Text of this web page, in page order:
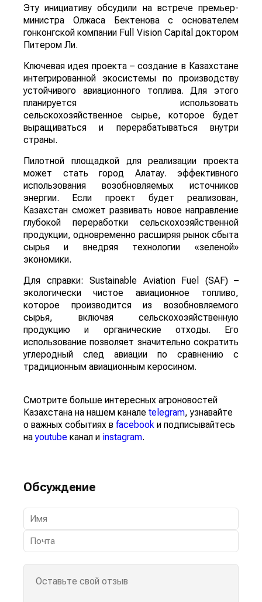
Эту инициативу обсудили на встрече премьер-
министра Олжаса Бектенова с основателем
гонконгской компании Full Vision Capital доктором
Питером Ли.
Ключевая идея проекта – создание в Казахстане
интегрированной экосистемы по производству
устойчивого авиационного топлива. Для этого
планируется использовать
сельскохозяйственное сырье, которое будет
выращиваться и перерабатываться внутри
страны.
Пилотной площадкой для реализации проекта
может стать город Алатау. эффективного
использования возобновляемых источников
энергии. Если проект будет реализован,
Казахстан сможет развивать новое направление
глубокой переработки сельскохозяйственной
продукции, одновременно расширяя рынок сбыта
сырья и внедряя технологии «зеленой»
экономики.
Для справки: Sustainable Aviation Fuel (SAF) –
экологически чистое авиационное топливо,
которое производится из возобновляемого
сырья, включая сельскохозяйственную
продукцию и органические отходы. Его
использование позволяет значительно сократить
углеродный след авиации по сравнению с
традиционным авиационным керосином.
Смотрите больше интересных агроновостей
Казахстана на нашем канале telegram, узнавайте
о важных событиях в facebook и подписывайтесь
наyoutube канал и instagram.
Обсуждение